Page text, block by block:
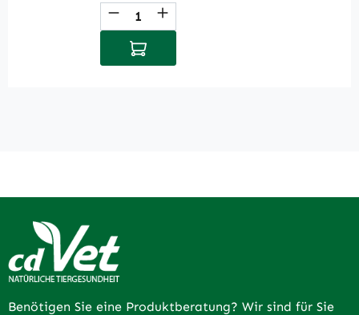
Produkt Anzahl: Gib den
In den Warenkorb
Benötigen Sie eine Produktberatung? Wir sind für Sie